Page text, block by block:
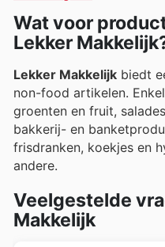
Wat voor
Lekker
Lekker Makkelijk biedt
non-food artikelen.
groenten en fruit,
bakkerij- en
frisdranken, koekjes en
andere.
Veelgestelde
Makkelijk